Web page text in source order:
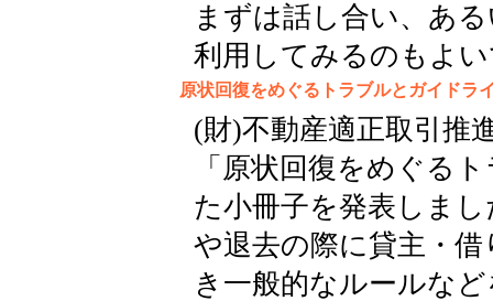
まずは話し合い、あ
利用してみるのもよ
原状回復をめぐるトラブルとガイドラ
(財)不動産適正取引推
「原状回復をめぐる
た小冊子を発表しま
や退去の際に貸主・
き一般的なルールな